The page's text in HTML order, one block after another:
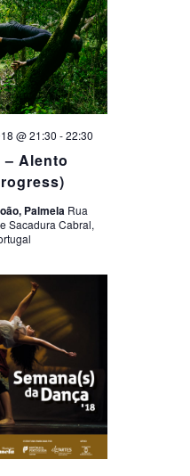
Alento
@ 21:30 -22:30
Palmela Rua
Sacadura Cabral,